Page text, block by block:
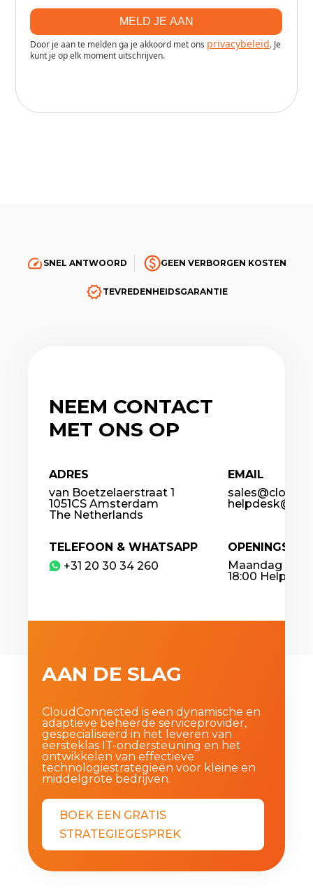
SNEL ANTWOORD GEEN VERBORGEN KOSTEN
TEVREDENHEIDSGARANTIE
NEEM CONTACT
MET ONS OP
ADRES
van Boetzelaerstraat 1
1051CS Amsterdam
The Netherlands
EMAIL
TELEFOON & WHATSAPP
​+31 20 30 34 260
Maandag –
18:00
AAN DE SLAG
CloudConnected is een dynamische en
adaptieve beheerde serviceprovider,
gespecialiseerd in het leveren van
eersteklas IT-ondersteuning en het
ontwikkelen van effectieve
technologiestrategieën voor kleine en
middelgrote bedrijven.
BOEK EEN GRATIS
STRATEGIEGESPREK